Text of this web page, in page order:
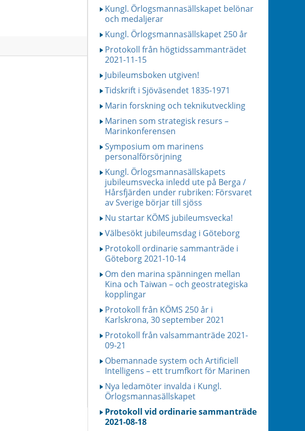
Kungl. Örlogsmannasällskapet belönar
och medaljerar
Kungl. Örlogsmannasällskapet 250 år
Protokoll från högtidssammanträdet
2021-11-15
Jubileumsboken utgiven!
Tidskrift i Sjöväsendet 1835-1971
Marin forskning och teknikutveckling
Marinen som strategisk resurs –
Marinkonferensen
Symposium om marinens
personalförsörjning
Kungl. Örlogsmannasällskapets
jubileumsvecka inledd ute på Berga /
Hårsfjärden under rubriken: Försvaret
av Sverige börjar till sjöss
Nu startar KÖMS jubileumsvecka!
Välbesökt jubileumsdag i Göteborg
Protokoll ordinarie sammanträde i
Göteborg 2021-10-14
Om den marina spänningen mellan
Kina och Taiwan – och geostrategiska
kopplingar
Protokoll från KÖMS 250 år i
Karlskrona, 30 september 2021
Protokoll från valsammanträde 2021-
09-21
Obemannade system och Artificiell
Intelligens – ett trumfkort för Marinen
Nya ledamöter invalda i Kungl.
Örlogsmannasällskapet
Protokoll vid ordinarie sammanträde
2021-08-18